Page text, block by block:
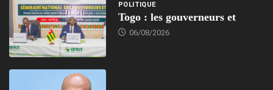
POLITIQUE
Togo : les gouverneurs et
06/08/2026